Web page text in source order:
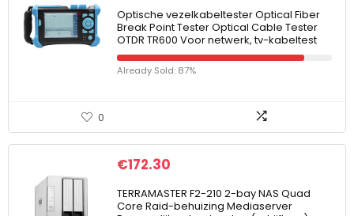
Optische vezelkabeltester Optical Fiber
Break Point Tester Optical Cable Tester
OTDR TR600 Voor netwerk, tv-kabeltest
Already Sold: 87%
0
€172.30
TERRAMASTER F2-210 2-bay NAS Quad
Core Raid-behuizing Mediaserver